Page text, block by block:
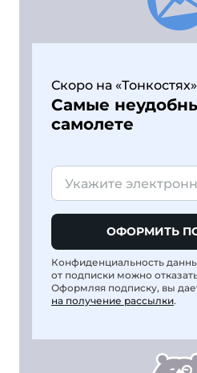
Скоро на
Самые
самолете
ОФОРМИТЬ
Конфиденциальность
от подписки можно
Оформляя подписку, вы
на получение рассылки.